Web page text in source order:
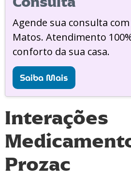
Agende sua consulta com
Matos. Atendimento
conforto da sua casa.
Saiba Mais
Interações
Prozac